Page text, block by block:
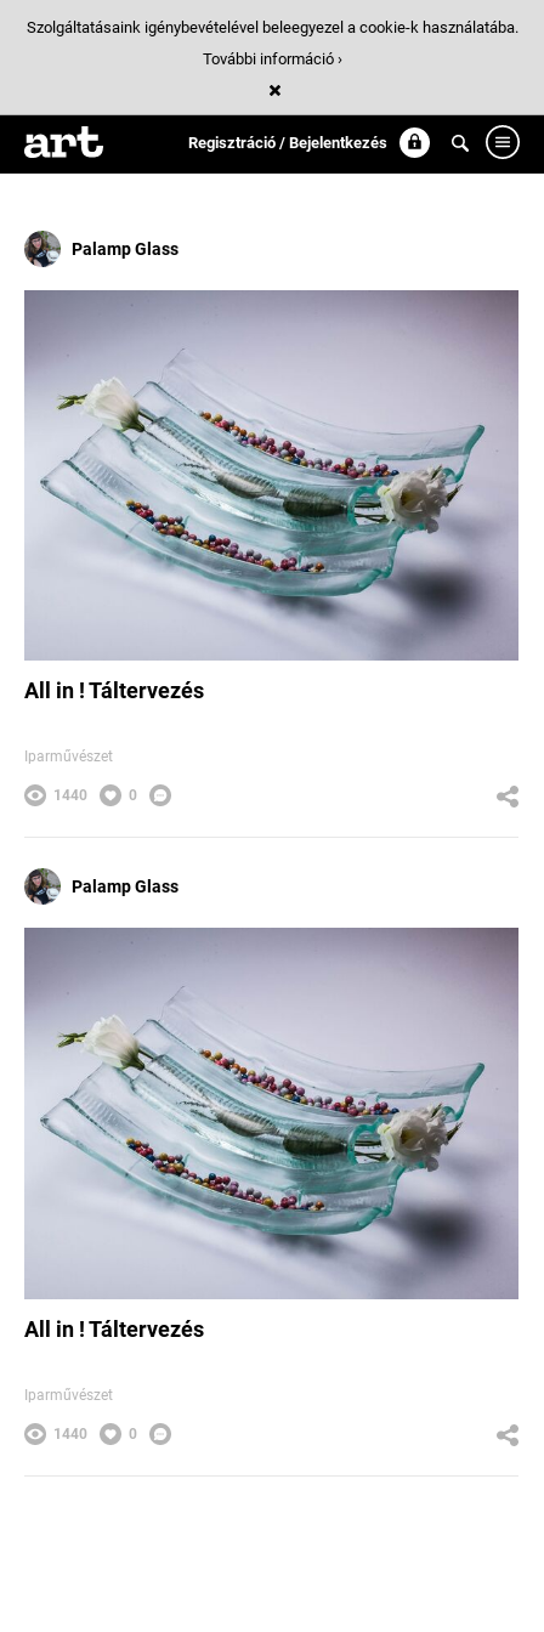
Regisztráció / Bejelentkezés
Találatok/ 4:
fusing
Palamp Glass
All in ! Táltervezés
Iparművészet
1440 0
Palamp Glass
All in ! Táltervezés
Iparművészet
1440 0
Szolgáltatásaink igénybevételével beleegyezel a cookie-k használatába.
További információ ›